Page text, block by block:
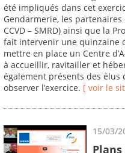
été impliqués dans cet
Gendarmerie, les
CCVD – SMRD) ainsi que la
fait intervenir une quinzaine
mettre en place un Centre
à accueillir, ravitailler et
également présents des élus
observer l’exercice. [ voir le
15/03/